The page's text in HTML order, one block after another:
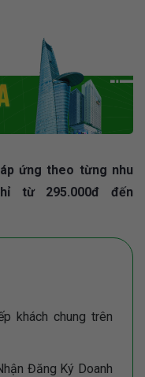
ứng theo từng nhu
từ 295.000đ đến
khách chung trên
Đăng Ký Doanh